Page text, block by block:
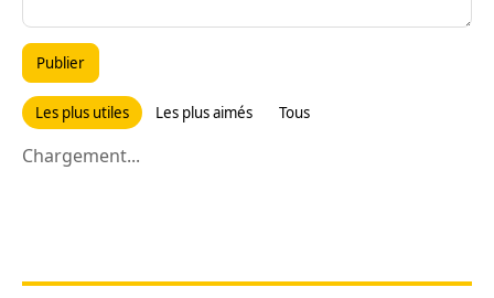
Publier
Les plus utiles Les plus aimés Tous
Chargement...